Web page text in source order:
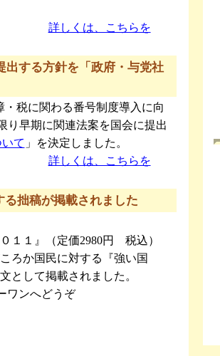
詳しくは、こちらを
出する方針を「政府・与党社
税に関わる番号制度導入に向
り早期に関連法案を国会に提出
て 」を決定しました。
詳しくは、こちらを
拙稿が掲載されました
１１』（定価2980円 税込）
ろか国民に対する『強い国
として掲載されました。
ワンへどうぞ